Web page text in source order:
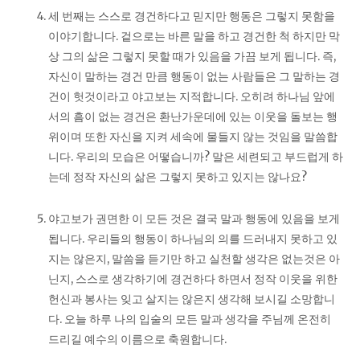
세 번째는 스스로 경건하다고 믿지만 행동은 그렇지 못함을
이야기합니다. 겉으로는 바른 말을 하고 경건한 척 하지만 막
상 그의 삶은 그렇지 못할 때가 있음을 가끔 보게 됩니다. 즉,
자신이 말하는 경건 만큼 행동이 없는 사람들은 그 말하는 경
건이 헛것이라고 야고보는 지적합니다. 오히려 하나님 앞에
서의 흠이 없는 경건은 환난가운데에 있는 이웃을 돌보는 행
위이며 또한 자신을 지켜 세속에 물들지 않는 것임을 말씀합
니다. 우리의 모습은 어떻습니까? 말은 세련되고 부드럽게 하
는데 정작 자신의 삶은 그렇지 못하고 있지는 않나요?
야고보가 권면한 이 모든 것은 결국 말과 행동에 있음을 보게
됩니다. 우리들의 행동이 하나님의 의를 드러내지 못하고 있
지는 않은지, 말씀을 듣기만 하고 실천할 생각은 없는것은 아
닌지, 스스로 생각하기에 경건하다 하면서 정작 이웃을 위한
헌신과 봉사는 잊고 살지는 않은지 생각해 보시길 소망합니
다. 오늘 하루 나의 입술의 모든 말과 생각을 주님께 온전히
드리길 예수의 이름으로 축원합니다.